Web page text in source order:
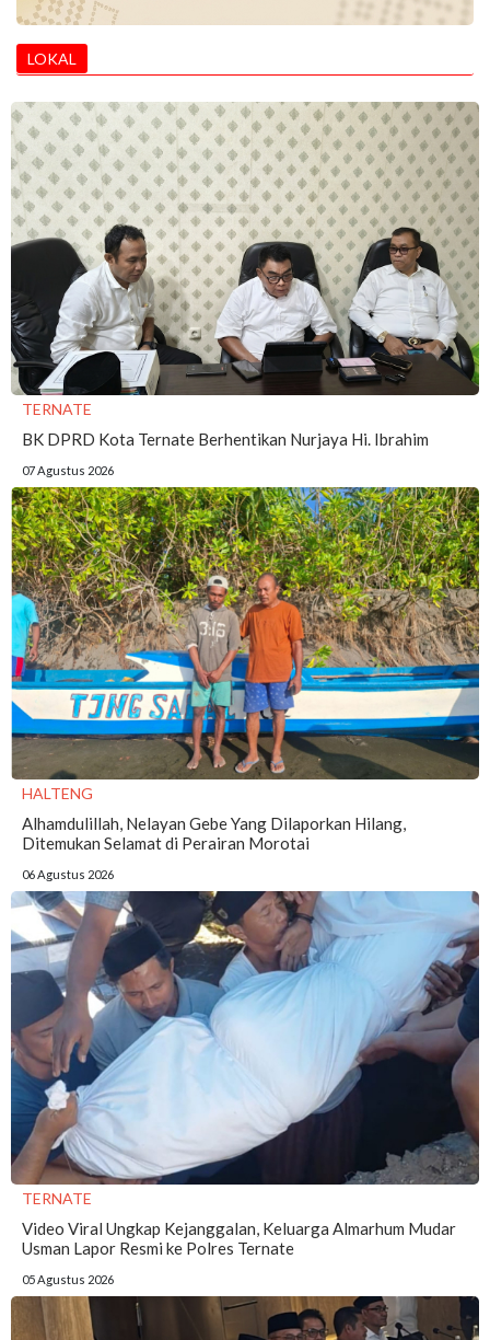
LOKAL
TERNATE
BK DPRD Kota Ternate Berhentikan Nurjaya Hi. Ibrahim
07 Agustus 2026
HALTENG
Alhamdulillah, Nelayan Gebe Yang Dilaporkan Hilang,
Ditemukan Selamat di Perairan Morotai
06 Agustus 2026
TERNATE
Video Viral Ungkap Kejanggalan, Keluarga Almarhum Mudar
Usman Lapor Resmi ke Polres Ternate
05 Agustus 2026